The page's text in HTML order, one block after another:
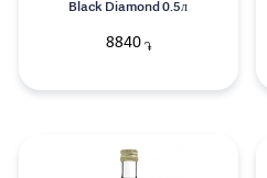
Black Diamond 0.5л
8840֏